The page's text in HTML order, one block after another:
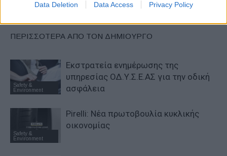
Data Deletion Data Access Privacy Policy
ΠΕΡΙΣΣΟΤΕΡΑ ΑΠΟ ΤΟΝ ΔΗΜΙΟΥΡΓΟ
Safety &
Environment
Εκστρατεία ενημέρωσης της
υπηρεσίας ΟΔ.Υ.Σ.Ε.ΑΣ για την οδική
ασφάλεια
Safety &
Environment
Pirelli: Νέα πρωτοβουλία κυκλικής
οικονομίας